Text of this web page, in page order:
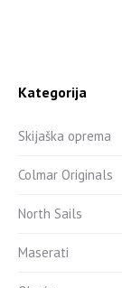
Kategorija
Skijaška oprema
Colmar Originals
North Sails
Maserati